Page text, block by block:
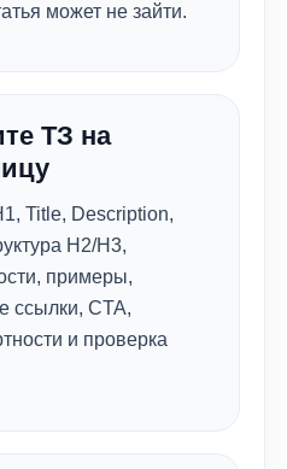
может не зайти.
ТЗ на
Title, Description,
H2/H3,
примеры,
ссылки, CTA,
и проверка